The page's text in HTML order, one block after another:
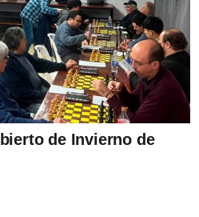
de Invierno de